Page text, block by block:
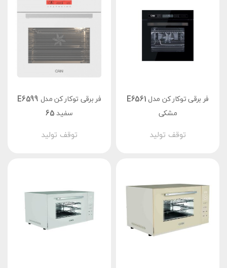
فر برقی توکار کن مدل E6561
مشکی
توقف تولید
فر برقی توکار کن مدل E6599
سفید 65
توقف تولید